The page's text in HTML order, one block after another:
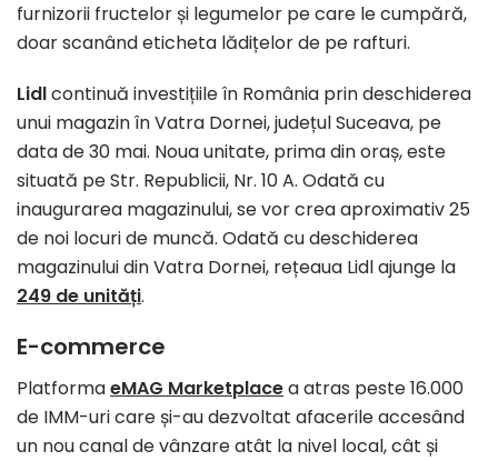
furnizorii fructelor și legumelor pe care le cumpără,
doar scanând eticheta lădițelor de pe rafturi.
Lidlcontinuă investițiile în România prin deschiderea
unui magazin în Vatra Dornei, județul Suceava, pe
data de 30 mai. Noua unitate, prima din oraș, este
situată pe Str. Republicii, Nr. 10 A. Odată cu
inaugurarea magazinului, se vor crea aproximativ 25
de noi locuri de muncă. Odată cu deschiderea
magazinului din Vatra Dornei, rețeaua Lidl ajunge la
249 de unități.
E-commerce
PlatformaeMAG Marketplacea atras peste 16.000
de IMM-uri care și-au dezvoltat afacerile accesând
un nou canal de vânzare atât la nivel local, cât și